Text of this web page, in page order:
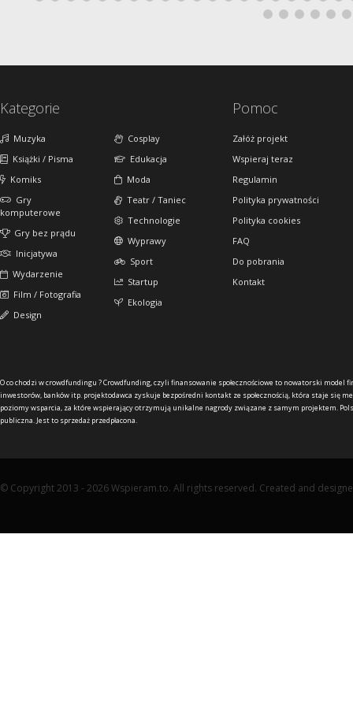
Kategorie
Muzyka
Książki / Pisma
Komiks
Gry
komputerowe
Gry bez prądu
Inicjatywa
Wydarzenie
Film / Fotografia
Design
Cosplay
Edukacja
Moda
Teatr / Taniec
Technologie
Wyprawy
Sport
Startup
Ekologia
Pomoc
Załóż projekt
Wspieraj teraz
Regulamin
Polityka prywatności
Polityka cookies
FAQ
Do pobrania
Kontakt
O co chodzi w crowdfundingu ?Crowdfunding, czyli finansowanie społecznościowe to nowatorski model
inwestorów, banków itp. projektodawca zyskuje bezpośredni kontakt ze społecznością, która staje się
poziomy wsparcia, za które wspierający otrzymują unikalne nagrody związane z samym projektem.
publiczna. Jest to sprzedaż przedpłacona.
© Copyright 2013 - 2026 Wspieram.to. All rights reserved. Created and